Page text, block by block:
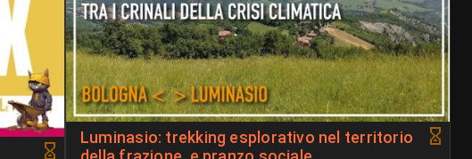
Luminasio: trekking esplorativo nel territorio